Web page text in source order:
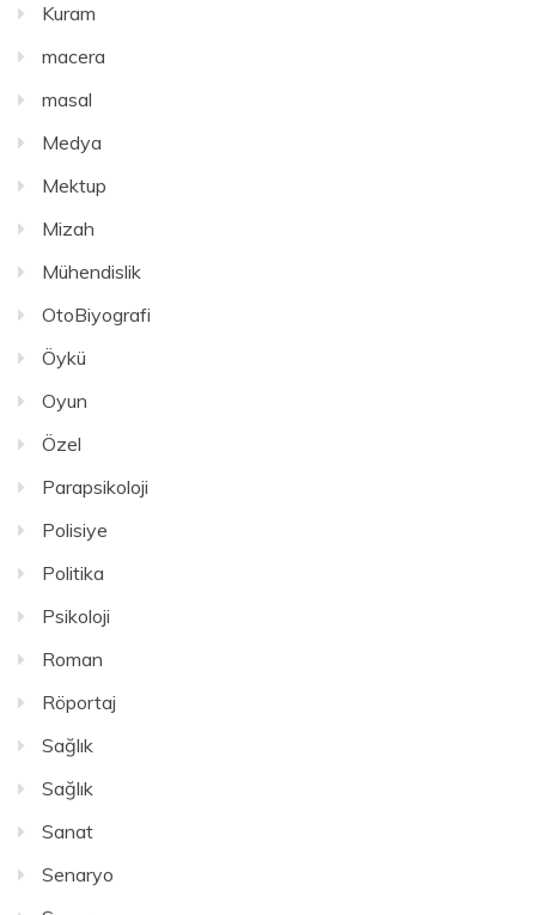
Kuram
macera
masal
Medya
Mektup
Mizah
Mühendislik
OtoBiyografi
Öykü
Oyun
Özel
Parapsikoloji
Polisiye
Politika
Psikoloji
Roman
Röportaj
Sağlık
Sağlık
Sanat
Senaryo